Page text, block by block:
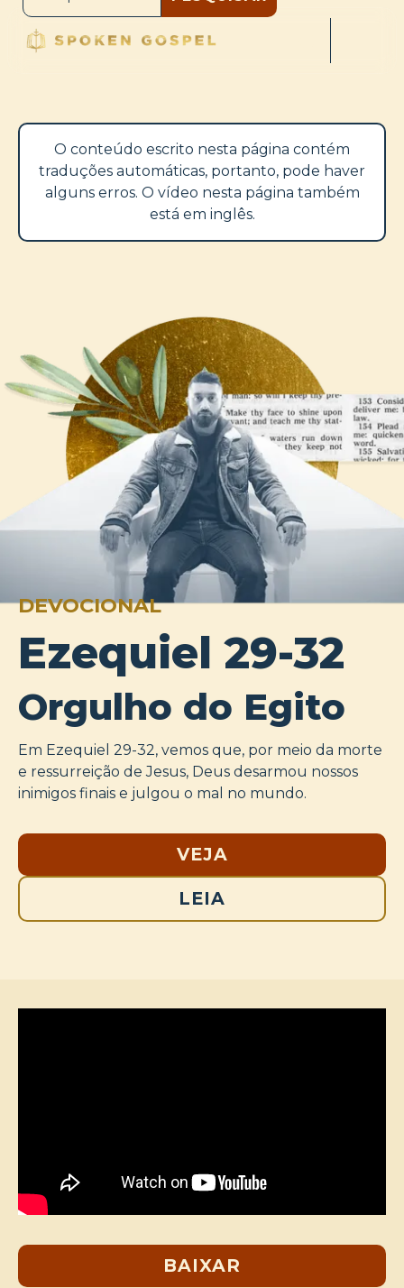
O conteúdo escrito nesta página contém
traduções automáticas, portanto, pode haver
alguns erros. O vídeo nesta página também
está em inglês.
DEVOCIONAL
Ezequiel 29-32
Orgulho do Egito
Em Ezequiel 29-32, vemos que, por meio da morte
e ressurreição de Jesus, Deus desarmou nossos
inimigos finais e julgou o mal no mundo.
VEJA
LEIA
BAIXAR